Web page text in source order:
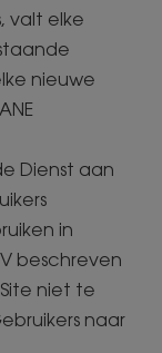
valt elke
nieuwe
Dienst aan
in
beschreven
niet te
naar